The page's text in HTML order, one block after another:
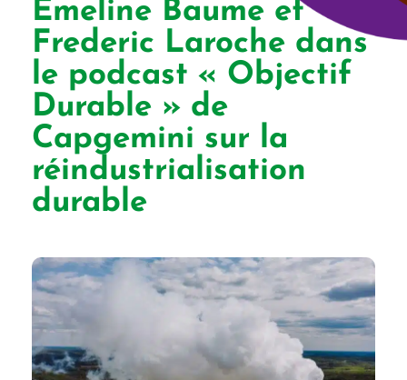
Emeline Baume et
Frederic Laroche dans
le podcast « Objectif
Durable » de
Capgemini sur la
réindustrialisation
durable